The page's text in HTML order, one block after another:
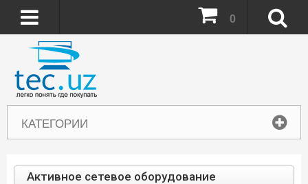
КАТЕГОРИИ
0
Активное сетевое оборудование